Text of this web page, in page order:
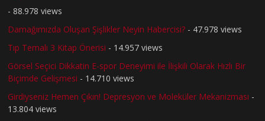
- 88.978 views
Damağımızda Oluşan Şişlikler Neyin Habercisi? - 47.978 views
Tıp Temalı 3 Kitap Önerisi - 14.957 views
Görsel Seçici Dikkatin E-spor Deneyimi ile İlişkili Olarak Hızlı Bir
Biçimde Gelişmesi - 14.710 views
Girdiyseniz Hemen Çıkın! Depresyon ve Moleküler Mekanizması -
13.804 views